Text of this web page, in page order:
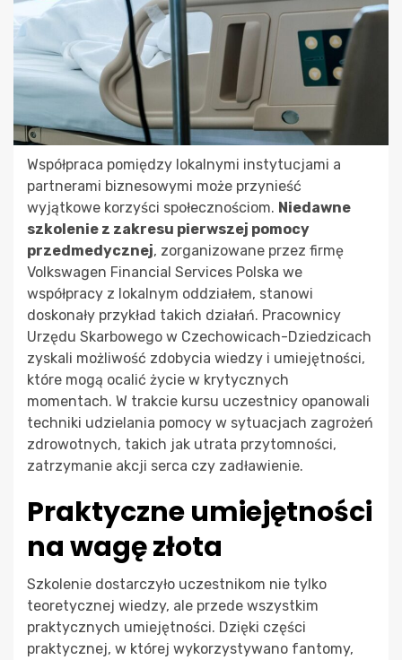
Współpraca pomiędzy lokalnymi instytucjami a
partnerami biznesowymi może przynieść
wyjątkowe korzyści społecznościom. Niedawne
szkolenie z zakresu pierwszej pomocy
przedmedycznej, zorganizowane przez firmę
Volkswagen Financial Services Polska we
współpracy z lokalnym oddziałem, stanowi
doskonały przykład takich działań. Pracownicy
Urzędu Skarbowego w Czechowicach-Dziedzicach
zyskali możliwość zdobycia wiedzy i umiejętności,
które mogą ocalić życie w krytycznych
momentach. W trakcie kursu uczestnicy opanowali
techniki udzielania pomocy w sytuacjach zagrożeń
zdrowotnych, takich jak utrata przytomności,
zatrzymanie akcji serca czy zadławienie.
Praktyczne umiejętności
na wagę złota
Szkolenie dostarczyło uczestnikom nie tylko
teoretycznej wiedzy, ale przede wszystkim
praktycznych umiejętności. Dzięki części
praktycznej, w której wykorzystywano fantomy,